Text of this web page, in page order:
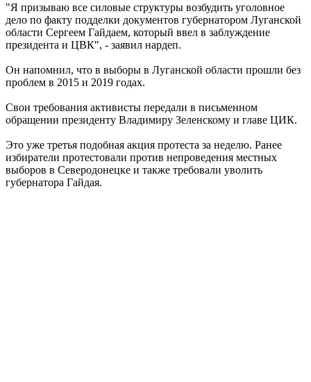
"Я призываю все силовые структуры возбудить уголовное
дело по факту подделки документов губернатором Луганской
области Сергеем Гайдаем, который ввел в заблуждение
президента и ЦВК", - заявил нардеп.
Он напомнил, что в выборы в Луганской области прошли без
проблем в 2015 и 2019 годах.
Свои требования активисты передали в письменном
обращении президенту Владимиру Зеленскому и главе ЦИК.
Это уже третья подобная акция протеста за неделю. Ранее
избиратели протестовали против непроведения местных
выборов в Северодонецке и также требовали уволить
губернатора Гайдая.